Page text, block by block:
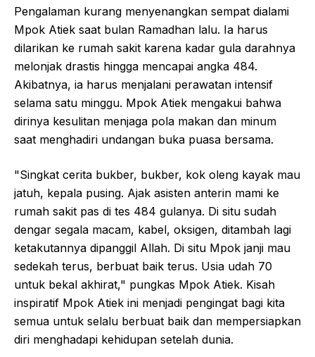
Pengalaman kurang menyenangkan sempat dialami
Mpok Atiek saat bulan Ramadhan lalu. Ia harus
dilarikan ke rumah sakit karena kadar gula darahnya
melonjak drastis hingga mencapai angka 484.
Akibatnya, ia harus menjalani perawatan intensif
selama satu minggu. Mpok Atiek mengakui bahwa
dirinya kesulitan menjaga pola makan dan minum
saat menghadiri undangan buka puasa bersama.
"Singkat cerita bukber, bukber, kok oleng kayak mau
jatuh, kepala pusing. Ajak asisten anterin mami ke
rumah sakit pas di tes 484 gulanya. Di situ sudah
dengar segala macam, kabel, oksigen, ditambah lagi
ketakutannya dipanggil Allah. Di situ Mpok janji mau
sedekah terus, berbuat baik terus. Usia udah 70
untuk bekal akhirat," pungkas Mpok Atiek. Kisah
inspiratif Mpok Atiek ini menjadi pengingat bagi kita
semua untuk selalu berbuat baik dan mempersiapkan
diri menghadapi kehidupan setelah dunia.